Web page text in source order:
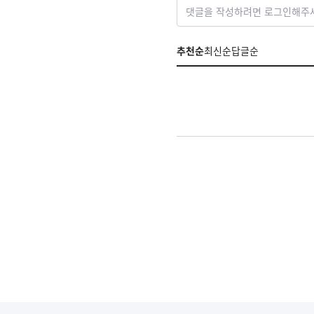
댓글을 작성하려면 로그인해주
추천순최신순답글순